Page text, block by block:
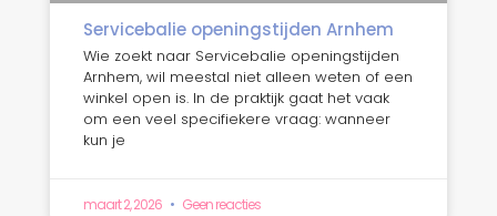
Servicebalie openingstijden Arnhem
Wie zoekt naar Servicebalie openingstijden
Arnhem, wil meestal niet alleen weten of een
winkel open is. In de praktijk gaat het vaak
om een veel specifiekere vraag: wanneer
kun je
maart 2, 2026 Geen reacties